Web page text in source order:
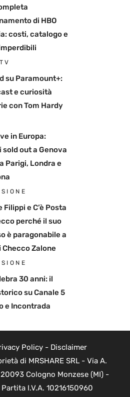
di HBO
costi, catalogo e
su Paramount+:
e curiosità
con Tom Hardy
in Europa:
out a Genova
Parigi, Londra e
Filippi e C’è Posta
perché il suo
è paragonabile a
Checco Zalone
30 anni: il
su Canale 5
e Incontrada
Policy- Disclaimer
di MRSHARE SRL - Via A.
Cologno Monzese (MI) -
I.V.A. 10216150960